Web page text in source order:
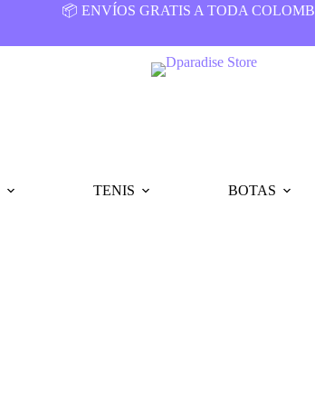
📦 ENVÍOS GRATIS A TODA
TENIS BOTAS